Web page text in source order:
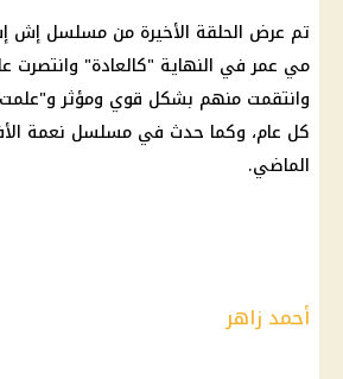
تم عرض الحلقة الأخيرة من مسلسل إش
مي عمر في النهاية "كالعادة" وانتصرت
وانتقمت منهم بشكل قوي ومؤثر
كل عام، وكما حدث في مسلسل نعمة
الماضي.
أحمد زاهر